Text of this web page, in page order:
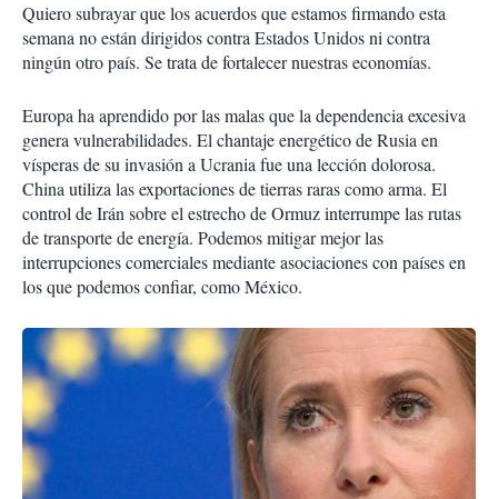
Quiero subrayar que los acuerdos que estamos firmando esta
semana no están dirigidos contra Estados Unidos ni contra
ningún otro país. Se trata de fortalecer nuestras economías.
Europa ha aprendido por las malas que la dependencia excesiva
genera vulnerabilidades. El chantaje energético de Rusia en
vísperas de su invasión a Ucrania fue una lección dolorosa.
China utiliza las exportaciones de tierras raras como arma. El
control de Irán sobre el estrecho de Ormuz interrumpe las rutas
de transporte de energía. Podemos mitigar mejor las
interrupciones comerciales mediante asociaciones con países en
los que podemos confiar, como México.